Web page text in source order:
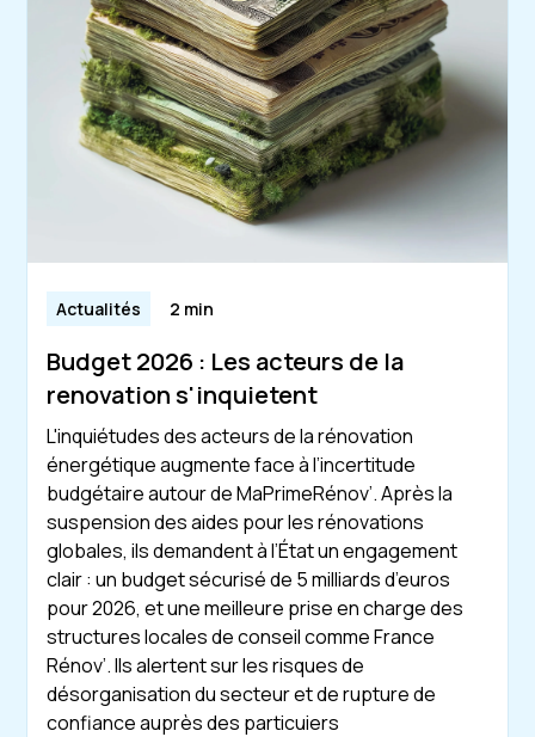
Actualités 2 min
Budget 2026 : Les acteurs de la
renovation s'inquietent
L'inquiétudes des acteurs de la rénovation
énergétique augmente face à l’incertitude
budgétaire autour de MaPrimeRénov’. Après la
suspension des aides pour les rénovations
globales, ils demandent à l’État un engagement
clair : un budget sécurisé de 5 milliards d’euros
pour 2026, et une meilleure prise en charge des
structures locales de conseil comme France
Rénov’. Ils alertent sur les risques de
désorganisation du secteur et de rupture de
confiance auprès des particuiers